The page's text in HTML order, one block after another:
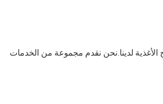
الأغذية لدينا.نحن نقدم مجموعة من الخدمات